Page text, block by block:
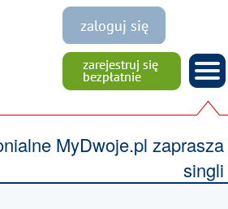
MyDwoje.pl zaprasza
singli